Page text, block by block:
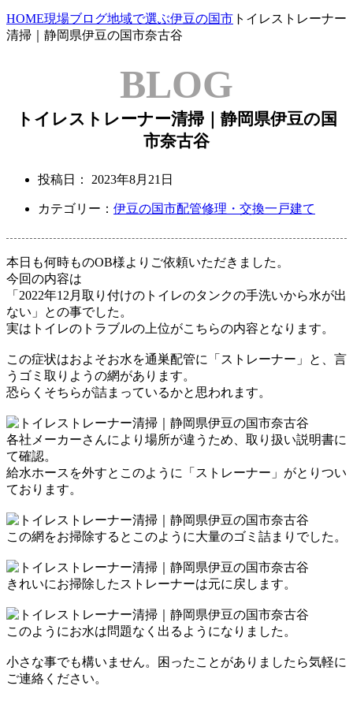
HOME現場ブログ地域で選ぶ伊豆の国市 トイレストレーナー
清掃｜静岡県伊豆の国市奈古谷
BLOG
トイレストレーナー清掃｜静岡県伊豆の国
市奈古谷
投稿日： 2023年8月21日
カテゴリー： 伊豆の国市配管修理・交換一戸建て
本日も何時ものOB様よりご依頼いただきました。
今回の内容は
「2022年12月取り付けのトイレのタンクの手洗いから水が出
ない」
との事でした。
実はトイレのトラブルの上位がこちらの内容となります。
この症状はおよそお水を通巣配管に 「ストレーナー」
と、言
うゴミ取りようの網があります。
恐らくそちらが詰まっているかと思われます。
各社メーカーさんにより場所が違うため、取り扱い説明書に
て確認。
給水ホースを外すとこのように
「ストレーナー」 がとりつい
ております。
この網をお掃除すると このように大量のゴミ詰まりでした。
きれいにお掃除したストレーナーは元に戻します。
このようにお水は問題なく出るようになりました。
小さな事でも構いません。 困ったことがありましたら気軽に
ご連絡ください。